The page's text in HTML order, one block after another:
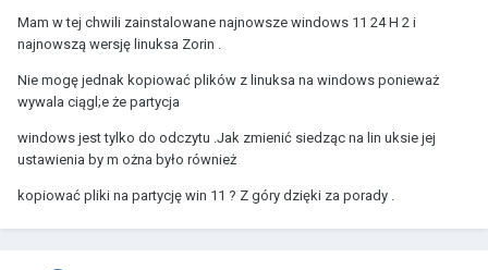
Mam w tej chwili zainstalowane najnowsze windows 11 24 H 2 i
najnowszą wersję linuksa Zorin .
Nie mogę jednak kopiować plików z linuksa na windows ponieważ
wywala ciągl;e że partycja
windows jest tylko do odczytu .Jak zmienić siedząc na lin uksie jej
ustawienia by m ożna było również
kopiować pliki na partycję win 11 ? Z góry dzięki za porady .